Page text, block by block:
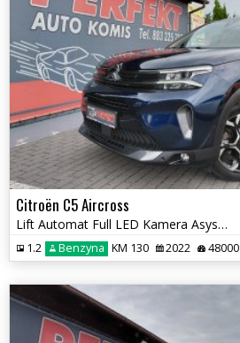
Citroën C5 Aircross
Lift Automat Full LED Kamera Asystent Radar
1.2 Benzyna KM 130 2022 48000